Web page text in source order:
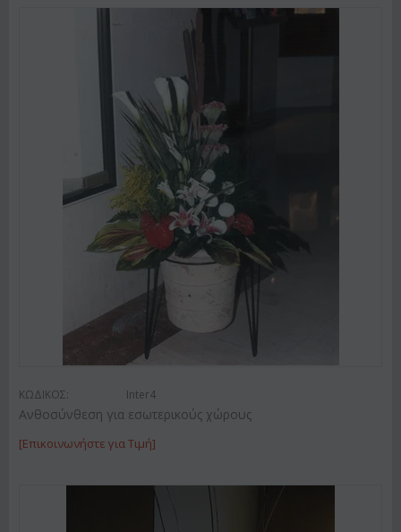
ΚΩΔΙΚΟΣ: Inter4
Ανθοσύνθεση για εσωτερικούς χώρους
[Επικοινωνήστε για Τιμή]